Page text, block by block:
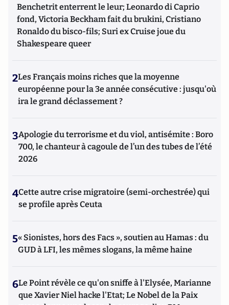
Benchetrit enterrent le leur; Leonardo di Caprio
fond, Victoria Beckham fait du brukini, Cristiano
Ronaldo du bisco-fils; Suri ex Cruise joue du
Shakespeare queer
2Les Français moins riches que la moyenne
européenne pour la 3e année consécutive : jusqu'où
ira le grand déclassement ?
3Apologie du terrorisme et du viol, antisémite : Boro
700, le chanteur à cagoule de l’un des tubes de l’été
2026
4Cette autre crise migratoire (semi-orchestrée) qui
se profile après Ceuta
5« Sionistes, hors des Facs », soutien au Hamas : du
GUD à LFI, les mêmes slogans, la même haine
6Le Point révèle ce qu'on sniffe à l'Elysée, Marianne
que Xavier Niel hacke l'Etat; Le Nobel de la Paix